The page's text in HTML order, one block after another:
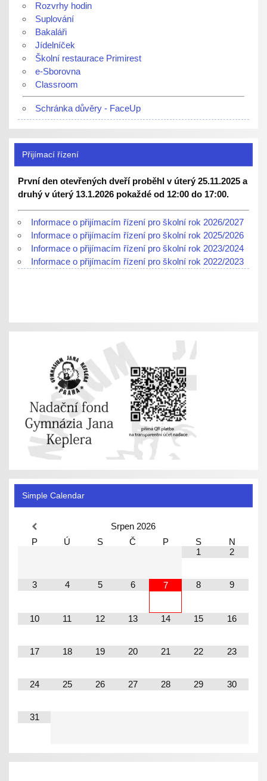
Rozvrhy hodin
Suplování
Bakaláři
Jídelníček
Školní restaurace Primirest
e-Sborovna
Classroom
Schránka důvěry - FaceUp
Přijímací řízení
První den otevřených dveří proběhl v úterý 25.11.2025 a
druhý v úterý 13.1.2026 pokaždé od 12:00 do 17:00.
Informace o přijímacím řízení pro školní rok 2026/2027
Informace o přijímacím řízení pro školní rok 2025/2026
Informace o přijímacím řízení pro školní rok 2023/2024
Informace o přijímacím řízení pro školní rok 2022/2023
Simple Calendar
Srpen 2026
P
Ú S Č P S
N
1
2
3 4 5 6 7 8 9
10 11 12 13 14 15 16
17 18 19 20 21 22 23
24 25 26 27 28 29 30
31